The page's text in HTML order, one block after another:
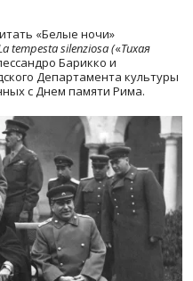
«Белые ночи»
tempesta silenziosa («Тихая
Барикко и
Департамента культуры
с Днем памяти Рима.